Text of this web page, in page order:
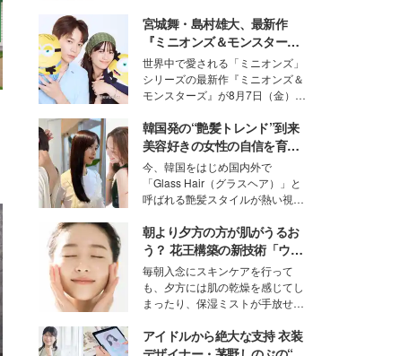
モデル・愛甲ひかりさんと橋下美
好さんを迎えて本音で女子会トー
ク。猛暑のお出かけを快適に過ご
すヒントや、2人が感動した夏の
生理の新常識にも迫りました。
宮城舞・島村雄大、最新作
『ミニオンズ＆モンスター
ズ』の魅力熱弁 ハチャメチャ
だけじゃない“友情と絆”に感
動
世界中で愛される「ミニオンズ」
シリーズの最新作『ミニオンズ＆
モンスターズ』が8月7日（金）に
ニオン好き”という共通点を持つモ
デルの宮城舞と島村雄大の特別対
談をお届け！それぞれの視点か
ら、今作ならではの魅力や予想外
の感動をもたらす奥深いストーリ
ーについて熱く語り合ってもらっ
た。
韓国発の“艶髪トレンド”到来
美容好きの女性の自信を育む
「ヘアケア事情」って？
今、韓国をはじめ国内外で
「Glass Hair（グラスヘア）」と
呼ばれる艶髪スタイルが熱い視線
ションの完成度を高めるベースと
して、“髪そのものの美しさ”に改
めて注目する人が増えている様
子。今回は、そんな憧れの艶やか
な髪を日常で叶える、美容好きの
女性たちのヘアケア事情を紹介し
ます。
朝より夕方の方が肌がうるお
う？ 花王構築の新技術「ウォ
ーターキャプチャリングスキ
ン（捕水肌）」がスキンケア
の常識を変える予感
毎朝入念にスキンケアを行って
も、夕方には肌の乾燥を感じてし
まったり、保湿ミストが手放せな
な美容の常識を大きく変える可能
性を秘めた、革新的な「Water
アイドルから絶大な支持 衣装